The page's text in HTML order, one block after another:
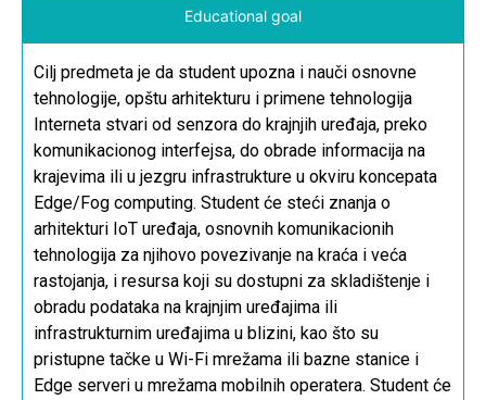
Educational goal
Cilj predmeta je da student upozna i nauči osnovne
tehnologije, opštu arhitekturu i primene tehnologija
Interneta stvari od senzora do krajnjih uređaja, preko
komunikacionog interfejsa, do obrade informacija na
krajevima ili u jezgru infrastrukture u okviru koncepata
Edge/Fog computing. Student će steći znanja o
arhitekturi IoT uređaja, osnovnih komunikacionih
tehnologija za njihovo povezivanje na kraća i veća
rastojanja, i resursa koji su dostupni za skladištenje i
obradu podataka na krajnjim uređajima ili
infrastrukturnim uređajima u blizini, kao što su
pristupne tačke u Wi-Fi mrežama ili bazne stanice i
Edge serveri u mrežama mobilnih operatera. Student će